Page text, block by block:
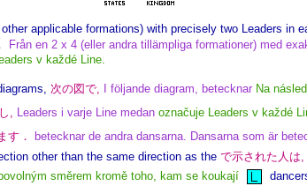
applicable formations) with precisely two Leaders in
Från en 2 x 4 (eller andra tillämpliga formationer) med
v každé Line.
次の図で, I följande diagram, betecknar Na
, Leaders i varje Line medan označuje Leaders v každé
す．
betecknar de andra dansarna. Dansarna som är
other than the same direction as the で示された人は
směrem kromě toho, kam se koukají